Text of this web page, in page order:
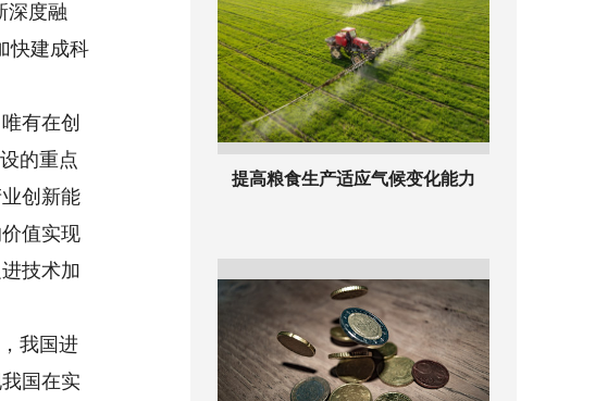
深度融
快建成科
有在创
的重点
创新能
值实现
技术加
我国进
国在实
提高粮食生产适应气候变化能力